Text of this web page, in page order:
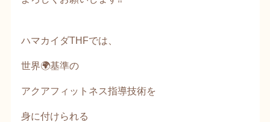
ハマカイダTHFでは、
世界🌍️基準の
アクアフィットネス指導技術を
身に付けられる